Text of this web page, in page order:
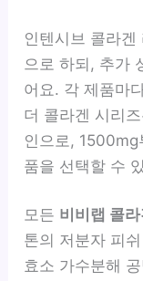
인텐시브 콜라
으로 하되, 추가
어요. 각 제품마
더 콜라겐 시리
인으로,
품을 선택할 수
모든 비비랩 콜
톤의 저분자 피
효소 가수분해